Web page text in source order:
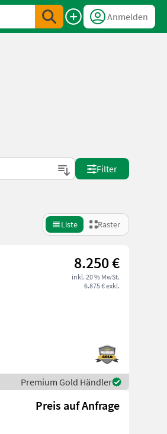
Anmelden
Filter
Liste Raster
8.250 €
inkl. 20 % MwSt.
6.875 € exkl.
Premium Gold Händler
Preis auf Anfrage